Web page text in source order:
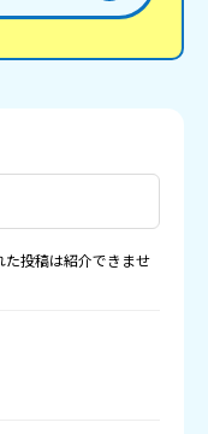
投稿は紹介できませ